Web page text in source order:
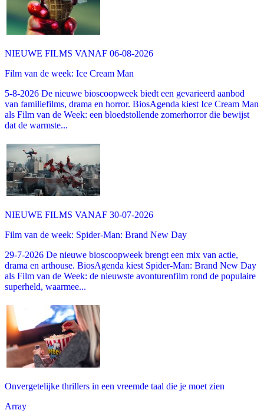
NIEUWE FILMS VANAF 06-08-2026
Film van de week: Ice Cream Man
5-8-2026 De nieuwe bioscoopweek biedt een gevarieerd aanbod
van familiefilms, drama en horror. BiosAgenda kiest Ice Cream Man
als Film van de Week: een bloedstollende zomerhorror die bewijst
dat de warmste...
NIEUWE FILMS VANAF 30-07-2026
Film van de week: Spider-Man: Brand New Day
29-7-2026 De nieuwe bioscoopweek brengt een mix van actie,
drama en arthouse. BiosAgenda kiest Spider-Man: Brand New Day
als Film van de Week: de nieuwste avonturenfilm rond de populaire
superheld, waarmee...
Onvergetelijke thrillers in een vreemde taal die je moet zien
Array